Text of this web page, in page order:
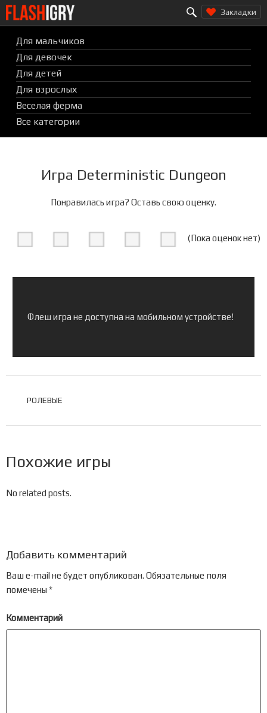
Перейти
содержимому
Search for:
Закладки
Для мальчиков
Для девочек
Для детей
Для взрослых
Веселая ферма
Все категории
Понравилась игра? Оставь свою оценку.
(Пока оценок нет)
Игра Deterministic Dungeon
Флеш игра не доступна на мобильном устройстве!
МЕТКИ
РОЛЕВЫЕ
Похожие игры
No related posts.
Добавить комментарий
Ваш e-mail не будет опубликован. Обязательные поля
помечены *
Комментарий